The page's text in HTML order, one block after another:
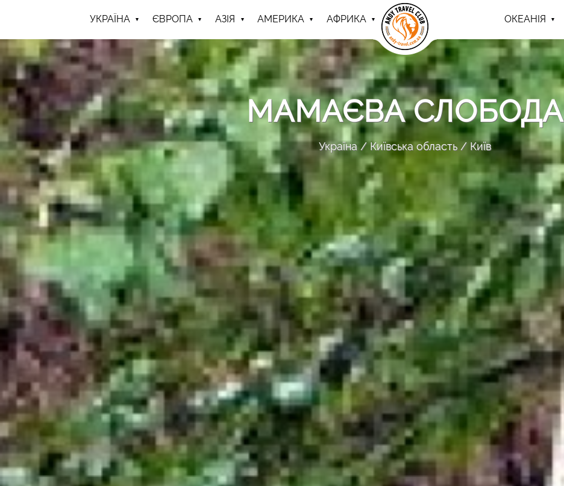
УКРАЇНА ЄВРОПА АЗІЯ АМЕРИКА АФРИКА ОКЕАНІЯ
МАМАЄВА СЛОБОДА
Україна Київська область Київ